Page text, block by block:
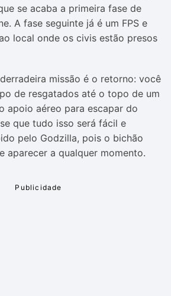
se acaba a primeira fase de
A fase seguinte já é um FPS e
local onde os civis estão presos
missão é o retorno: você
de resgatados até o topo de um
apoio aéreo para escapar do
que tudo isso será fácil e
pelo Godzilla, pois o bichão
aparecer a qualquer momento.